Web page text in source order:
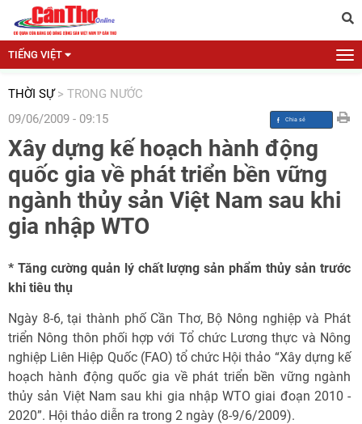
TIẾNG VIỆT
THỜI SỰ > TRONG NƯỚC
09/06/2009 - 09:15
Xây dựng kế hoạch hành động
quốc gia về phát triển bền vững
ngành thủy sản Việt Nam sau khi
gia nhập WTO
* Tăng cường quản lý chất lượng sản phẩm thủy sản trước
khi tiêu thụ
Ngày 8-6, tại thành phố Cần Thơ, Bộ Nông nghiệp và Phát
triển Nông thôn phối hợp với Tổ chức Lương thực và Nông
nghiệp Liên Hiệp Quốc (FAO) tổ chức Hội thảo “Xây dựng kế
hoạch hành động quốc gia về phát triển bền vững ngành
thủy sản Việt Nam sau khi gia nhập WTO giai đoạn 2010 -
2020”. Hội thảo diễn ra trong 2 ngày (8-9/6/2009).